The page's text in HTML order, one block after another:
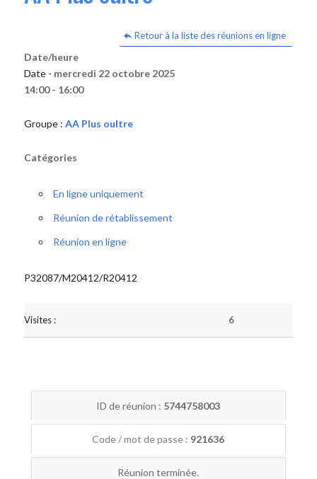
Retour à la liste des réunions en ligne
Date/heure
Date - mercredi 22 octobre 2025
14:00 - 16:00
Groupe : AA Plus oultre
Catégories
En ligne uniquement
Réunion de rétablissement
Réunion en ligne
P32087/M20412/R20412
Visites : 6
ID de réunion : 5744758003
Code / mot de passe : 921636
Réunion terminée.